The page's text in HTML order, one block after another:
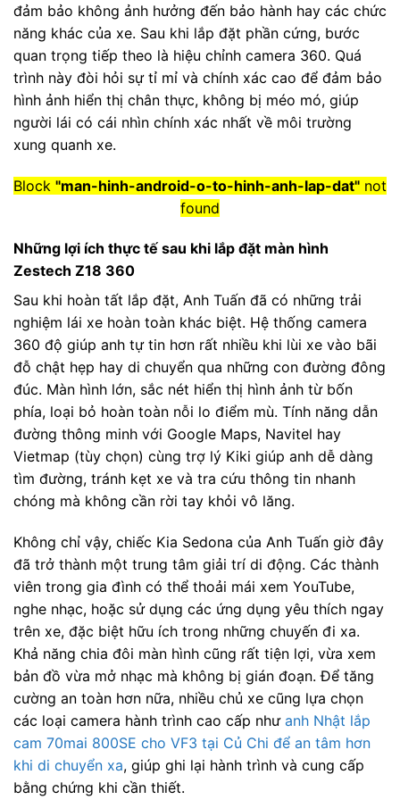
đảm bảo không ảnh hưởng đến bảo hành hay các chức
năng khác của xe. Sau khi lắp đặt phần cứng, bước
quan trọng tiếp theo là hiệu chỉnh camera 360. Quá
trình này đòi hỏi sự tỉ mỉ và chính xác cao để đảm bảo
hình ảnh hiển thị chân thực, không bị méo mó, giúp
người lái có cái nhìn chính xác nhất về môi trường
xung quanh xe.
Block "man-hinh-android-o-to-hinh-anh-lap-dat" not
found
Những lợi ích thực tế sau khi lắp đặt màn hình
Zestech Z18 360
Sau khi hoàn tất lắp đặt, Anh Tuấn đã có những trải
nghiệm lái xe hoàn toàn khác biệt. Hệ thống camera
360 độ giúp anh tự tin hơn rất nhiều khi lùi xe vào bãi
đỗ chật hẹp hay di chuyển qua những con đường đông
đúc. Màn hình lớn, sắc nét hiển thị hình ảnh từ bốn
phía, loại bỏ hoàn toàn nỗi lo điểm mù. Tính năng dẫn
đường thông minh với Google Maps, Navitel hay
Vietmap (tùy chọn) cùng trợ lý Kiki giúp anh dễ dàng
tìm đường, tránh kẹt xe và tra cứu thông tin nhanh
chóng mà không cần rời tay khỏi vô lăng.
Không chỉ vậy, chiếc Kia Sedona của Anh Tuấn giờ đây
đã trở thành một trung tâm giải trí di động. Các thành
viên trong gia đình có thể thoải mái xem YouTube,
nghe nhạc, hoặc sử dụng các ứng dụng yêu thích ngay
trên xe, đặc biệt hữu ích trong những chuyến đi xa.
Khả năng chia đôi màn hình cũng rất tiện lợi, vừa xem
bản đồ vừa mở nhạc mà không bị gián đoạn. Để tăng
cường an toàn hơn nữa, nhiều chủ xe cũng lựa chọn
các loại camera hành trình cao cấp như anh Nhật lắp
cam 70mai 800SE cho VF3 tại Củ Chi để an tâm hơn
khi di chuyển xa, giúp ghi lại hành trình và cung cấp
bằng chứng khi cần thiết.